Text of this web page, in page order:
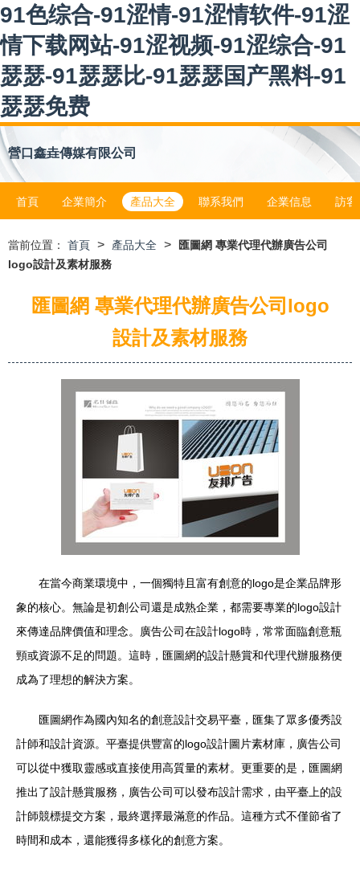
91色综合-91涩情-91涩情软件-91涩
情下载网站-91涩视频-91涩综合-91
瑟瑟-91瑟瑟比-91瑟瑟国产黑料-91
瑟瑟免费
營口鑫垚傳媒有限公司
首頁 企業簡介 產品大全 聯系我們 企業信息 訪客
當前位置： 首頁 > 產品大全 >
匯圖網 專業代理代辦廣告公司
logo設計及素材服務
匯圖網 專業代理代辦廣告公司logo
設計及素材服務
在當今商業環境中，一個獨特且富有創意的logo是企業品牌形
象的核心。無論是初創公司還是成熟企業，都需要專業的logo設計
來傳達品牌價值和理念。廣告公司在設計logo時，常常面臨創意瓶
頸或資源不足的問題。這時，匯圖網的設計懸賞和代理代辦服務便
成為了理想的解決方案。
匯圖網作為國內知名的創意設計交易平臺，匯集了眾多優秀設
計師和設計資源。平臺提供豐富的logo設計圖片素材庫，廣告公司
可以從中獲取靈感或直接使用高質量的素材。更重要的是，匯圖網
推出了設計懸賞服務，廣告公司可以發布設計需求，由平臺上的設
計師競標提交方案，最終選擇最滿意的作品。這種方式不僅節省了
時間和成本，還能獲得多樣化的創意方案。